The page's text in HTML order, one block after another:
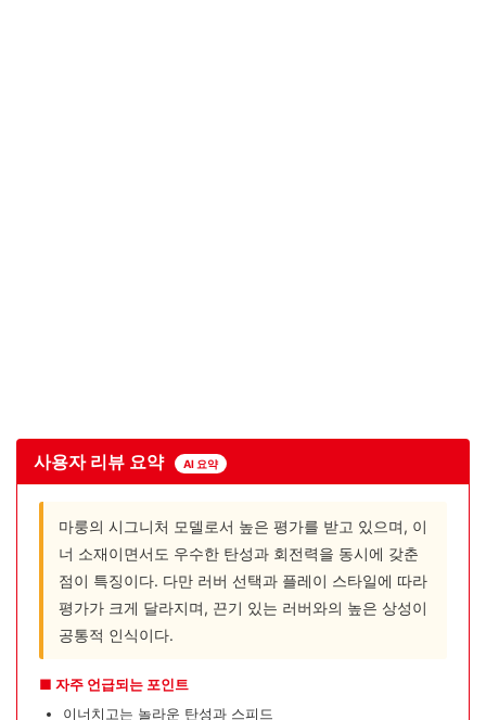
사용자 리뷰 요약 AI 요약
마룽의 시그니처 모델로서 높은 평가를 받고 있으며, 이
너 소재이면서도 우수한 탄성과 회전력을 동시에 갖춘
점이 특징이다. 다만 러버 선택과 플레이 스타일에 따라
평가가 크게 달라지며, 끈기 있는 러버와의 높은 상성이
공통적 인식이다.
■ 자주 언급되는 포인트
이너치고는 놀라운 탄성과 스피드